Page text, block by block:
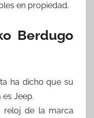
en propiedad.
Berdugo
ha dicho que su
Jeep.
reloj de la marca